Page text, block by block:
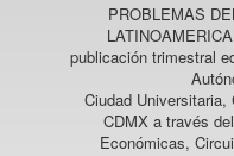
PROBLEMAS
publicación trimestral
Ciudad
CDMX a través
Económicas,